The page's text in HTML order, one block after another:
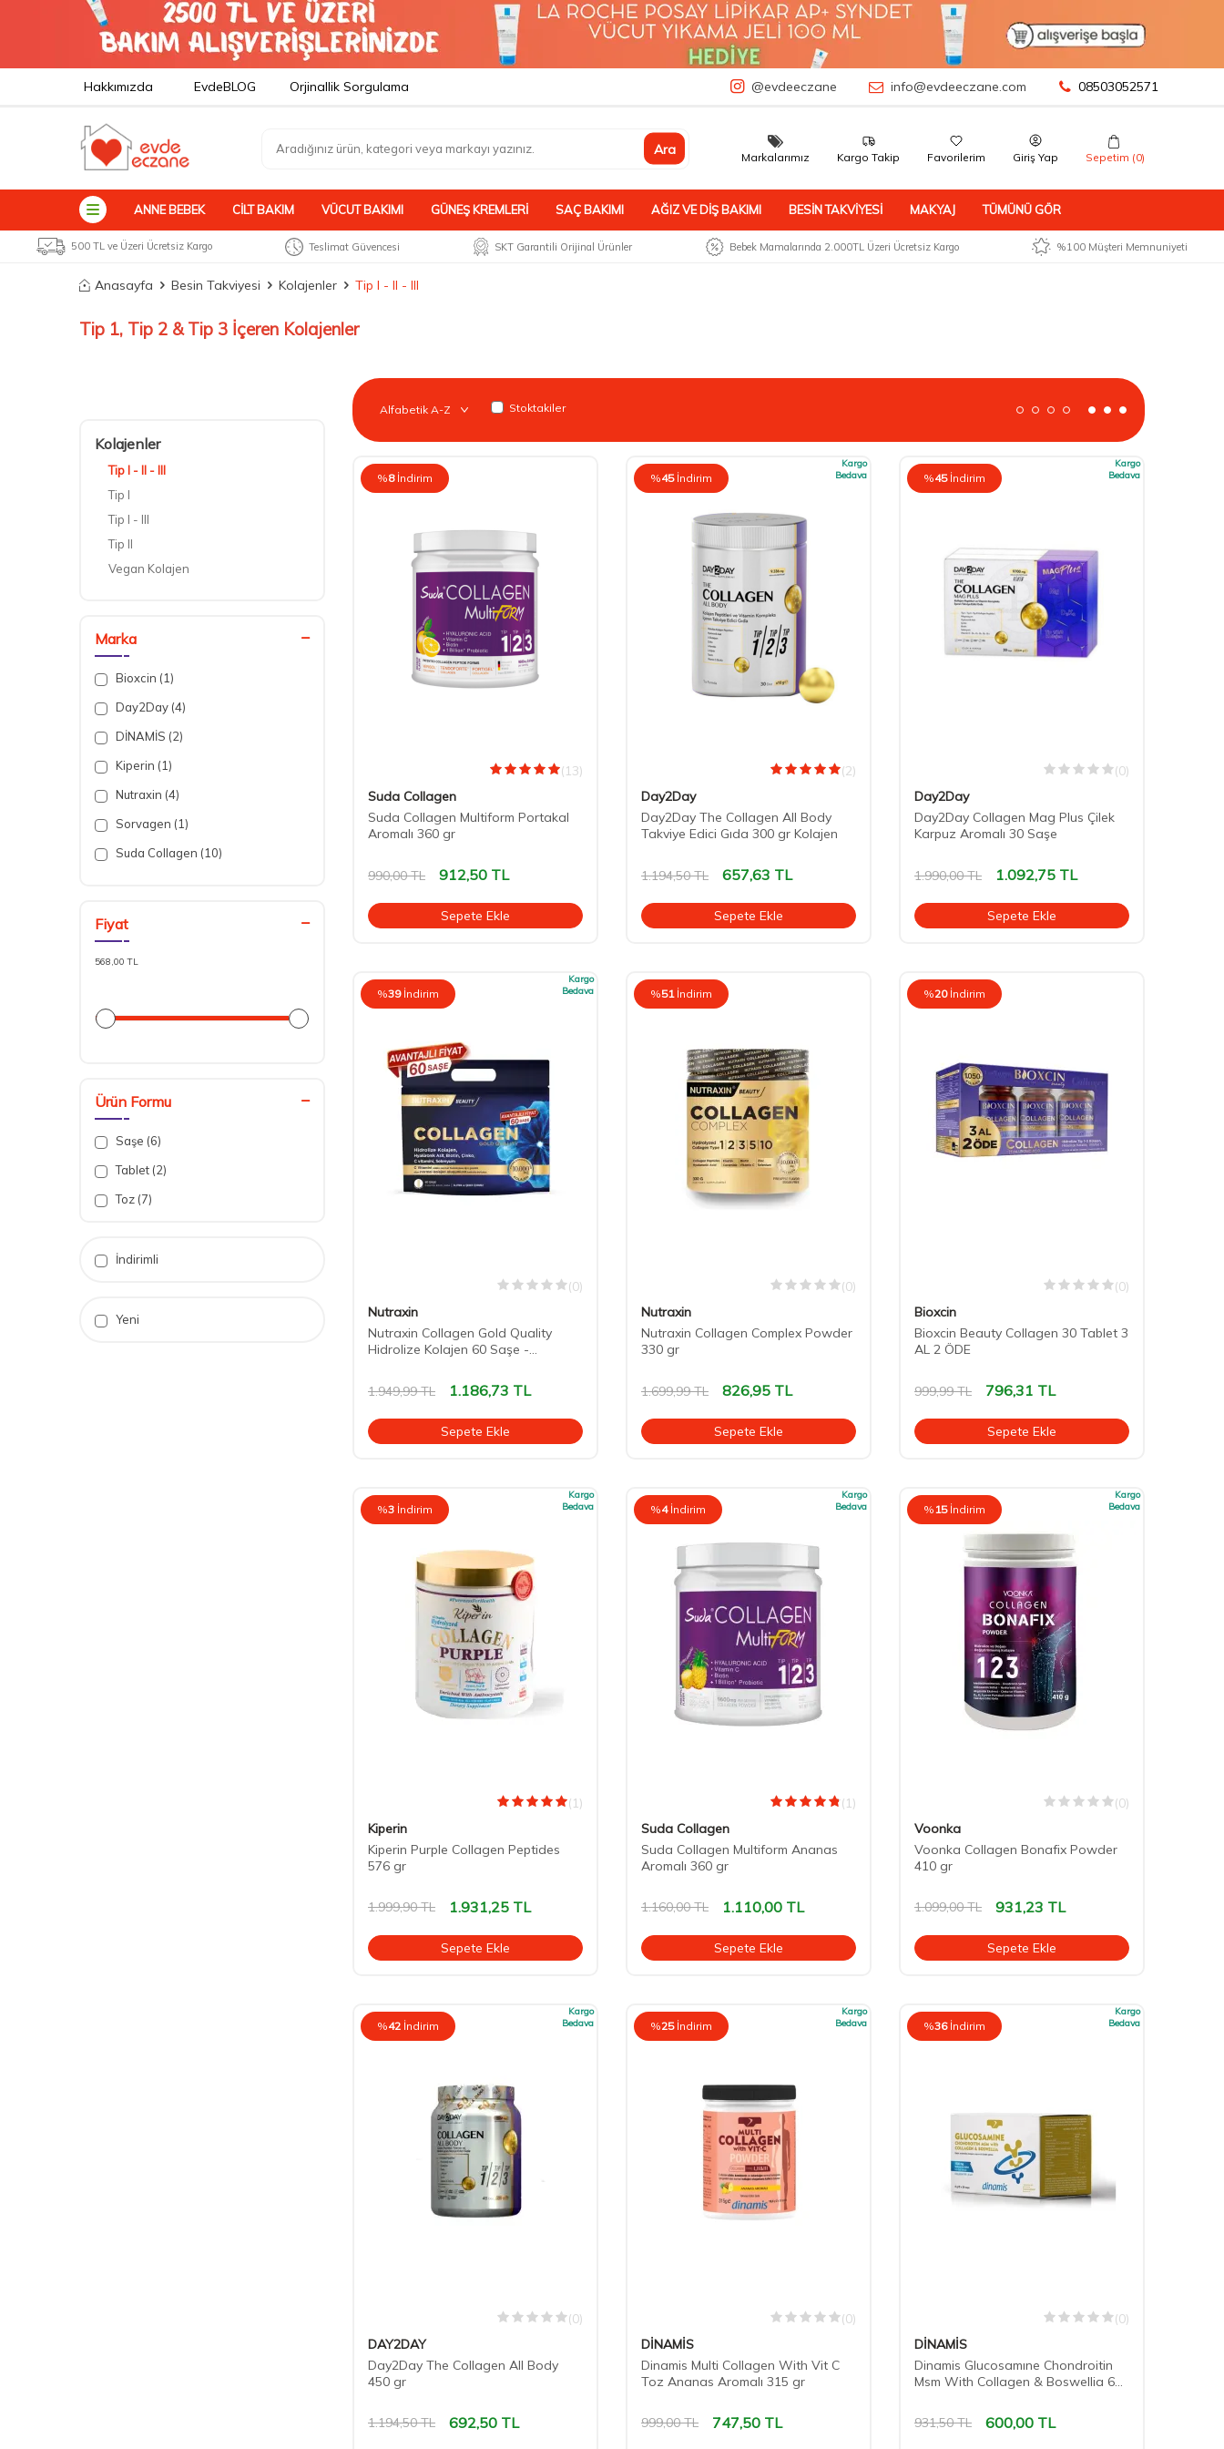
Hakkımızda EvdeBLOG Orjinallik Sorgulama @evdeeczane info@evdeeczane.com 08503052571
Ara Markalarımız Kargo Takip Favorilerim Giriş Yap Sepetim (0)
ANNE BEBEK CILT BAKIM VÜCUT BAKIMI GÜNEŞ KREMLERI SAÇ BAKIMI AĞIZ VE DIŞ BAKIMI BESIN TAKVIYESI MAKYAJ TÜMÜNÜ GÖR
500 TL ve Üzeri Ücretsiz Kargo Teslimat Güvencesi SKT Garantili Orijinal Ürünler Bebek Mamalarında 2.000TL Üzeri Ücretsiz Kargo %100 Müşteri Memnuniyeti
Anasayfa Besin Takviyesi Kolajenler Tip I - II - III
Tip 1, Tip 2 & Tip 3 İçeren Kolajenler
Kolajenler
Tip I - II - III
Tip I
Tip I - III
Tip II
Vegan Kolajen
Marka
Bioxcin (1)
Day2Day (4)
DİNAMİS (2)
Kiperin (1)
Nutraxin (4)
Sorvagen (1)
Suda Collagen (10)
Fiyat
568,00 TL
Ürün Formu
Saşe (6)
Tablet (2)
Toz (7)
İndirimli
Yeni
Stoktakiler
%8 İndirim
(13)
Suda Collagen
Suda Collagen Multiform Portakal
Aromalı 360 gr
990,00TL 912,50 TL
Sepete Ekle
%45 İndirim
Kargo
Bedava
(2)
Day2Day
Day2Day The Collagen All Body
Takviye Edici Gıda 300 gr Kolajen
1.194,50TL 657,63 TL
Sepete Ekle
%45 İndirim
Kargo
Bedava
(0)
Day2Day
Day2Day Collagen Mag Plus Çilek
Karpuz Aromalı 30 Saşe
1.990,00TL 1.092,75TL
Sepete Ekle
%39 İndirim
Kargo
Bedava
(0)
Nutraxin
Nutraxin Collagen Gold Quality
Hidrolize Kolajen 60 Saşe -
1.949,99TL 1.186,73 TL
Sepete Ekle
%51 İndirim
(0)
Nutraxin
Nutraxin Collagen Complex Powder
330 gr
1.699,99TL 826,95TL
Sepete Ekle
%20 İndirim
(0)
Bioxcin
Bioxcin Beauty Collagen 30 Tablet 3
AL 2 ÖDE
999,99TL 796,31 TL
Sepete Ekle
%3 İndirim
Kargo
Bedava
(1)
Kiperin
Kiperin Purple Collagen Peptides
576 gr
1.999,90TL 1.931,25 TL
Sepete Ekle
%4 İndirim
Kargo
Bedava
(1)
Suda Collagen
Suda Collagen Multiform Ananas
Aromalı 360 gr
1.160,00TL 1.110,00TL
Sepete Ekle
%15 İndirim
Kargo
Bedava
(0)
Voonka
Voonka Collagen Bonafix Powder
410 gr
1.099,00TL 931,23 TL
Sepete Ekle
%42 İndirim
Kargo
Bedava
(0)
DAY2DAY
Day2Day The Collagen All Body
450 gr
1.194,50TL 692,50 TL
%25 İndirim
Kargo
Bedava
(0)
DİNAMİS
Dinamis Multi Collagen With Vit C
Toz Ananas Aromalı 315 gr
999,00TL 747,50TL
%36 İndirim
Kargo
Bedava
(0)
DİNAMİS
Dinamis Glucosamıne Chondroitin
Msm With Collagen & Boswellia 6
931,50TL 600,00TL